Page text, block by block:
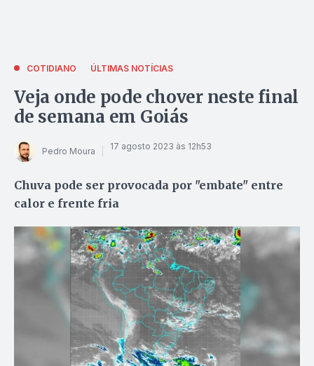
COTIDIANO ÚLTIMAS NOTÍCIAS
Veja onde pode chover neste final
de semana em Goiás
Pedro Moura 17 agosto 2023 às 12h53
Chuva pode ser provocada por "embate" entre
calor e frente fria